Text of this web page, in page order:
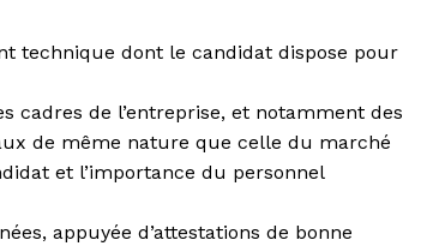
technique dont le candidat dispose pour
cadres de l’entreprise, et notamment des
de même nature que celle du marché
et l’importance du personnel
appuyée d’attestations de bonne